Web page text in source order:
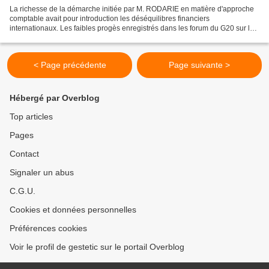
La richesse de la démarche initiée par M. RODARIE en matière d'approche
comptable avait pour introduction les déséquilibres financiers
internationaux. Les faibles progès enregistrés dans les forum du G20 sur le
< Page précédente Page suivante >
Hébergé par Overblog
Top articles
Pages
Contact
Signaler un abus
C.G.U.
Cookies et données personnelles
Préférences cookies
Voir le profil de gestetic sur le portail Overblog